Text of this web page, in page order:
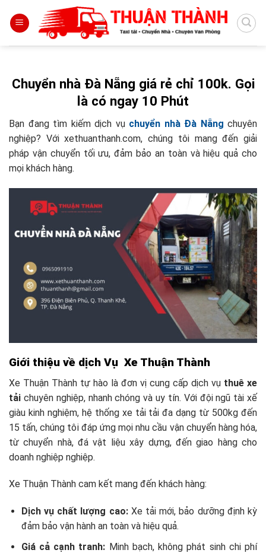
content
Chuyển nhà Đà Nẵng giá rẻ chỉ 100k. Gọi
là có ngay 10 Phút
Bạn đang tìm kiếm dịch vụ chuyển nhà Đà Nẵng chuyên
nghiệp? Với xethuanthanh.com, chúng tôi mang đến giải
pháp vận chuyển tối ưu, đảm bảo an toàn và hiệu quả cho
mọi khách hàng.
Giới thiệu về dịch Vụ Xe Thuận Thành
Xe Thuận Thành tự hào là đơn vị cung cấp dịch vụ thuê xe
tải chuyên nghiệp, nhanh chóng và uy tín. Với đội ngũ tài xế
giàu kinh nghiệm, hệ thống xe tải tải đa dạng từ 500kg đến
15 tấn, chúng tôi đáp ứng mọi nhu cầu vận chuyển hàng hóa,
từ chuyển nhà, đá vật liệu xây dựng, đến giao hàng cho
doanh nghiệp nghiệp.
Xe Thuận Thành cam kết mang đến khách hàng:
Dịch vụ chất lượng cao:Xe tải mới, bảo dưỡng định kỳ
đảm bảo vận hành an toàn và hiệu quả.
Giá cả cạnh tranh: Minh bạch, không phát sinh chi phí